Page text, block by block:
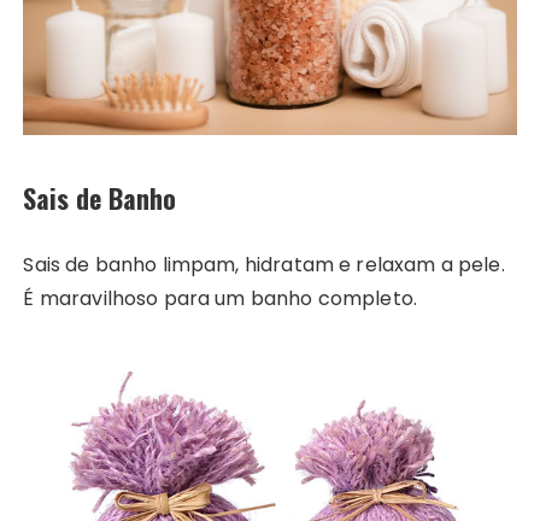
Sais de Banho
Sais de banho limpam, hidratam e relaxam a pele.
É maravilhoso para um banho completo.